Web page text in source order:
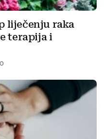
liječenju raka
terapija i